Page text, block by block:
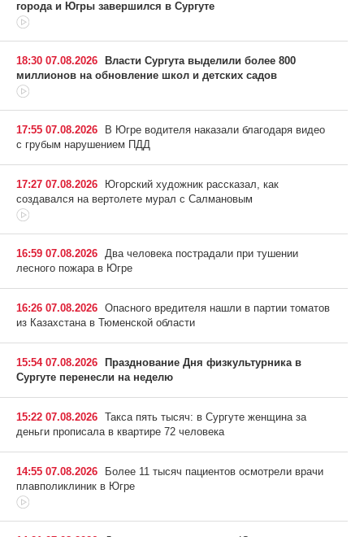
города и Югры завершился в Сургуте
18:30 07.08.2026 Власти Сургута выделили более 800
миллионов на обновление школ и детских садов
17:55 07.08.2026
В Югре водителя наказали благодаря видео
с грубым нарушением ПДД
17:27 07.08.2026
Югорский художник рассказал, как
создавался на вертолете мурал с Салмановым
16:59 07.08.2026
Два человека пострадали при тушении
лесного пожара в Югре
16:26 07.08.2026 Опасного вредителя нашли в партии томатов
из Казахстана в Тюменской области
15:54 07.08.2026 Празднование Дня физкультурника в
Сургуте перенесли на неделю
15:22 07.08.2026 Такса пять тысяч: в Сургуте женщина за
деньги прописала в квартире 72 человека
14:55 07.08.2026
Более 11 тысяч пациентов осмотрели врачи
плавполиклиник в Югре